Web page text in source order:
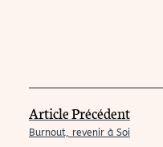
Article Précédent
Burnout, revenir à Soi